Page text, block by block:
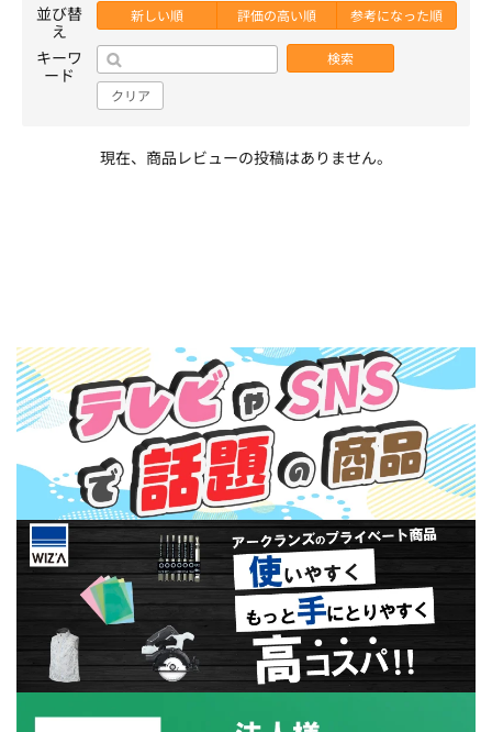
並び替
え
新しい順 評価の高い順 参考になった順
キーワ
ード
検索
クリア
現在、商品レビューの投稿はありません。